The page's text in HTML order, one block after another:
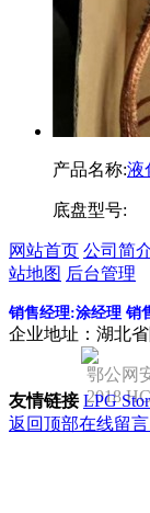
产品名称:液
底盘型号:
网站首页 公司简
站地图 后台管理
销售经理:涂经理 销
企业地址：湖北
鄂公网
2018
友情链接 LPG
返回顶部在线留言